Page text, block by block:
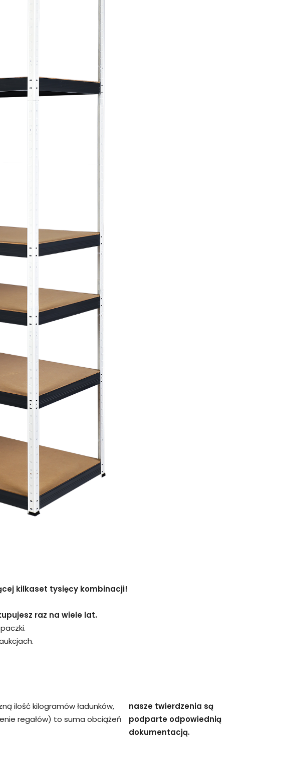
kilkaset tysięcy kombinacji!
raz na wiele lat.
ilość kilogramów ładunków,
regałów) to suma obciążeń
nasze twierdzenia są
podparte odpowiednią
dokumentacją.